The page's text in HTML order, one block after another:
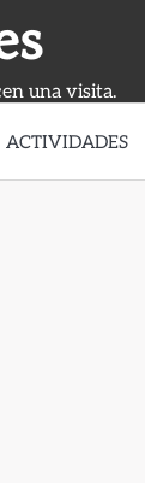
una visita.
ACTIVIDADES